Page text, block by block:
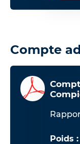
Compte
Poids